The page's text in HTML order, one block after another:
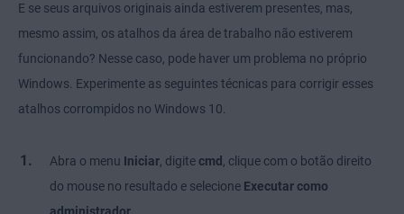
E se seus arquivos originais ainda estiverem presentes, mas,
mesmo assim, os atalhos da área de trabalho não estiverem
funcionando? Nesse caso, pode haver um problema no próprio
Windows. Experimente as seguintes técnicas para corrigir esses
atalhos corrompidos no Windows 10.
Abra o menu Iniciar , digite cmd
, clique com o botão direito
do mouse no resultado e selecione Executar como